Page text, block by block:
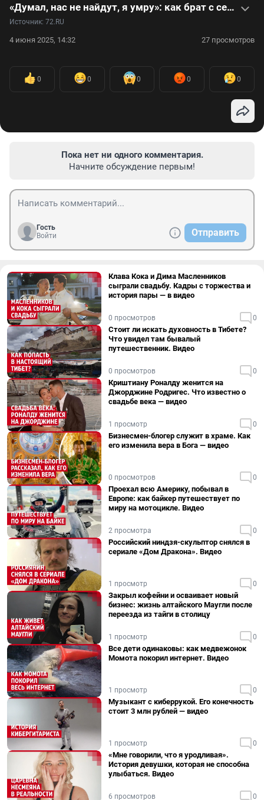
«Думал, нас не найдут, я умру»: как брат с сестрой выживали в лесу. Видео
Источник: 72.RU
4 июня 2025, 14:32 27 просмотров
0 0 0 0 0
Пока нет ни одного комментария.
Начните обсуждение первым!
Гость
Войти
Отправить
Клава Кока и Дима Масленников
сыграли свадьбу. Кадры с торжества и
история пары — в видео
0 просмотров 0
Стоит ли искать духовность в Тибете?
Что увидел там бывалый
путешественник. Видео
0 просмотров 0
Криштиану Роналду женится на
Джорджине Родригес. Что известно о
свадьбе века — видео
1 просмотр 0
Бизнесмен-блогер служит в храме. Как
его изменила вера в Бога — видео
0 просмотров 0
Проехал всю Америку, побывал в
Европе: как байкер путешествует по
миру на мотоцикле. Видео
2 просмотра 0
Российский ниндзя-скульптор снялся в
сериале «Дом Дракона». Видео
1 просмотр 0
Закрыл кофейни и осваивает новый
бизнес: жизнь алтайского Маугли после
переезда из тайги в столицу
1 просмотр 0
Все дети одинаковы: как медвежонок
Момота покорил интернет. Видео
1 просмотр 0
Музыкант с киберрукой. Его конечность
стоит 3 млн рублей — видео
1 просмотр 0
«Мне говорили, что я уродливая».
История девушки, которая не способна
улыбаться. Видео
6 просмотров 0